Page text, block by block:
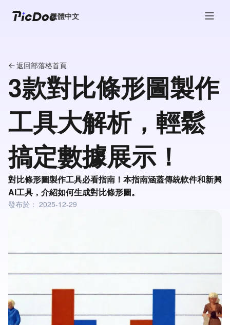
繁體中文
返回部落格首頁
3款對比條形圖製作
工具大解析，輕鬆
搞定數據展示！
對比條形圖製作工具必看指南！本指南涵蓋傳統軟件和新興
AI工具，介紹如何生成對比條形圖。
發布於： 2025-12-29